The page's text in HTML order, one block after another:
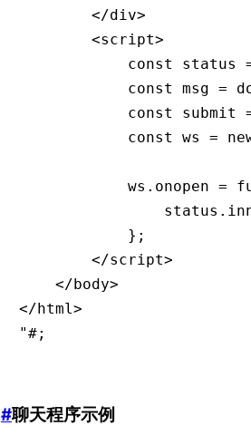
        </div>
        <script>
const status
const msg =
const submit
const ws =
ws.onopen =
            };
        </script>
    </body>
</html>
"#;
#聊天程序示例